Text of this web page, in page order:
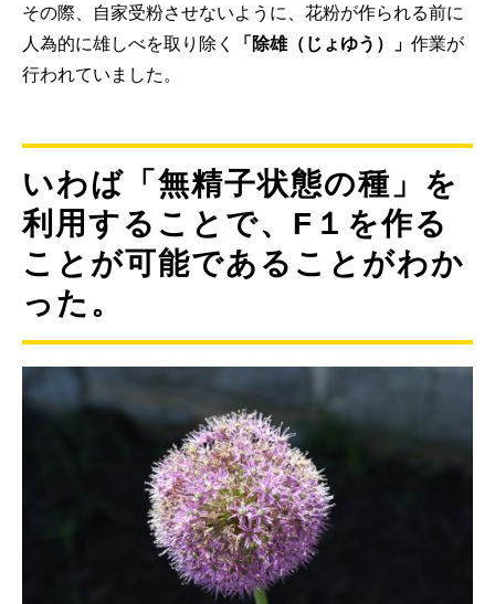
その際、自家受粉させないように、花粉が作られる前に
人為的に雄しべを取り除く
「除雄（じょゆう）」 作業が
行われていました。
いわば「無精子状態の種」を
利用することで、F１を作る
ことが可能であることがわか
った。